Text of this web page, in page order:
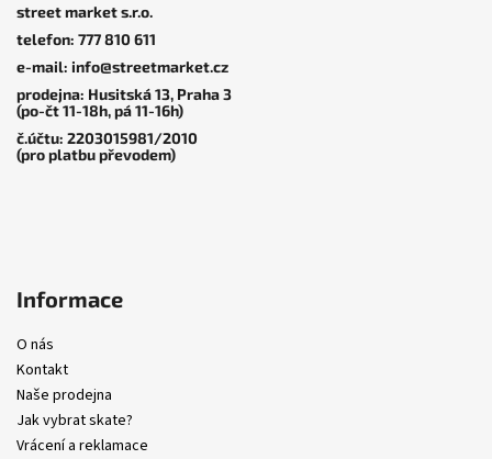
street market s.r.o.
telefon: 777 810 611
e-mail: info@streetmarket.cz
prodejna: Husitská 13, Praha 3
(po-čt 11-18h, pá 11-16h)
č.účtu: 2203015981/2010
(pro platbu převodem)
Informace
O nás
Kontakt
Naše prodejna
Jak vybrat skate?
Vrácení a reklamace